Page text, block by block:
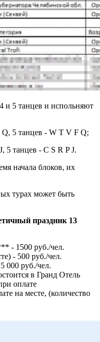
и 5 танцев и испольняют
Q, 5 танцев - W T V F Q;
5 танцев - C S R P J.
начала блоков, их
турах может быть
праздник 13
- 1500 руб./чел.
- 500 руб./чел.
000 руб./чел.
в Гранд Отель
оплате
на месте, (количество